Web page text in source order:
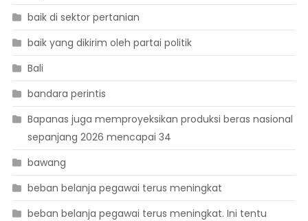
baik di sektor pertanian
baik yang dikirim oleh partai politik
Bali
bandara perintis
Bapanas juga memproyeksikan produksi beras nasional
sepanjang 2026 mencapai 34
bawang
beban belanja pegawai terus meningkat
beban belanja pegawai terus meningkat. Ini tentu